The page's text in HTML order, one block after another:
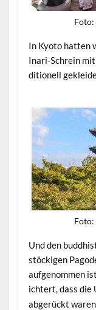
Foto:
In Kyoto hat­ten
Inari-Schrein
di­tionell
Foto:
Und den
stöck­i­gen
aufgenom­men
ichtert, dass die
abgerückt